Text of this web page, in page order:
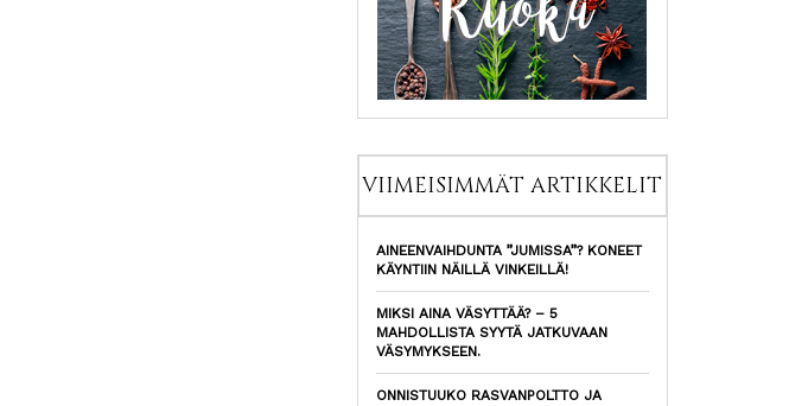
VIIMEISIMMÄT ARTIKKELIT
AINEENVAIHDUNTA ”JUMISSA”? KONEET
KÄYNTIIN NÄILLÄ VINKEILLÄ!
MIKSI AINA VÄSYTTÄÄ? – 5
MAHDOLLISTA SYYTÄ JATKUVAAN
VÄSYMYKSEEN.
ONNISTUUKO RASVANPOLTTO JA